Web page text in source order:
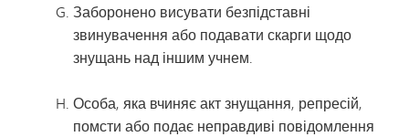
Заборонено висувати безпідставні
звинувачення або подавати скарги щодо
знущань над іншим учнем.
Особа, яка вчиняє акт знущання, репресій,
помсти або подає неправдиві повідомлення